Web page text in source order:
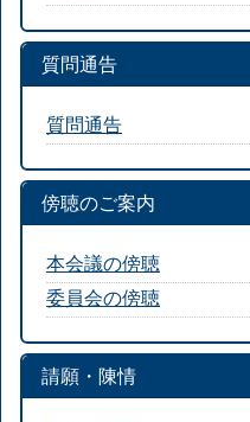
質問通告
質問通告
傍聴のご案内
本会議の傍聴
委員会の傍聴
請願・陳情